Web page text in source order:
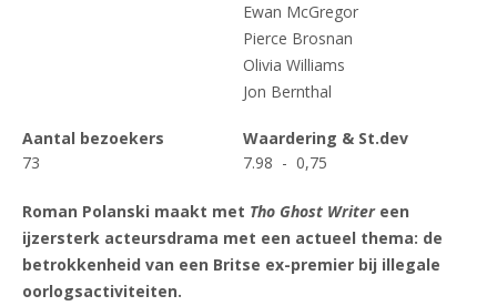
Ewan McGregor
Pierce Brosnan
Olivia Williams
Jon Bernthal
Aantal bezoekers
73
Waardering & St.dev
7.98 - 0,75
Roman Polanski maakt met Tho Ghost Writer een
ijzersterk acteursdrama met een actueel thema: de
betrokkenheid van een Britse ex-premier bij illegale
oorlogsactiviteiten.